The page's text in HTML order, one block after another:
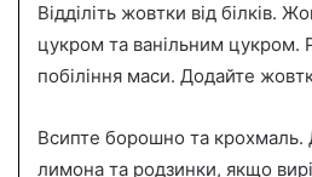
Відділіть жовтки від білків.
цукром та ванільним цукром.
побіління маси. Додайте
Всипте борошно та крохмаль.
лимона та родзинки, якщо